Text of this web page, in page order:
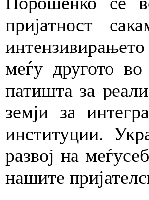
пријатност
меѓу другото
патишта за
земји за
институции.
развој на
нашите